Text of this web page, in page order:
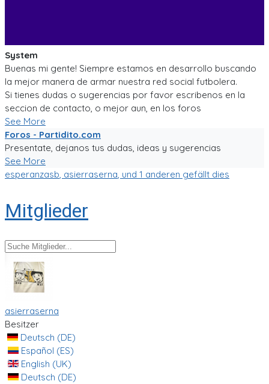
System
Buenas mi gente! Siempre estamos en desarrollo buscando
la mejor manera de armar nuestra red social futbolera.
Si tienes dudas o sugerencias por favor escribenos en la
seccion de contacto, o mejor aun, en los foros
See More
Foros - Partidito.com
Presentate, dejanos tus dudas, ideas y sugerencias
See More
esperanzasb, asierraserna, und 1 anderen gefällt dies
Mitglieder
asierraserna
Besitzer
Deutsch (DE)
Español (ES)
English (UK)
Deutsch (DE)